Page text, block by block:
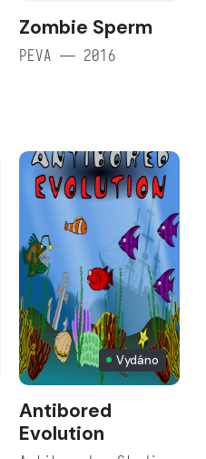
Zombie Sperm
PEVA — 2016
Vydáno
Antibored
Evolution